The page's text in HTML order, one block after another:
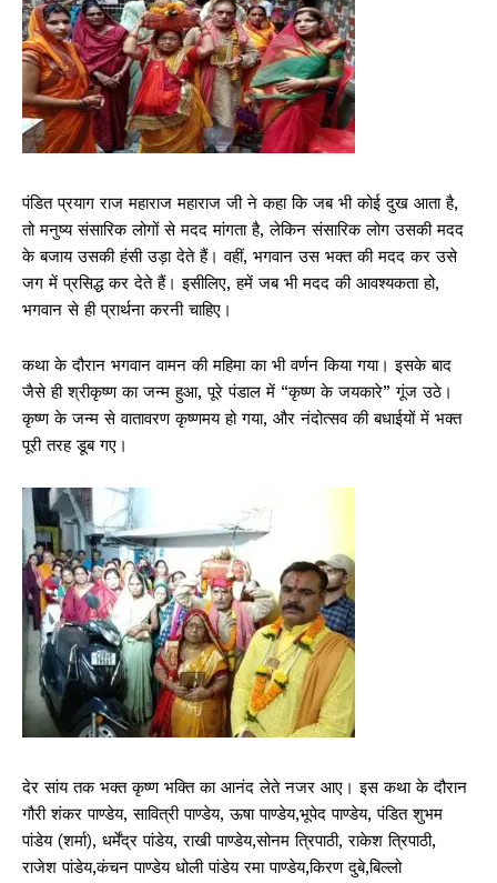
पंडित प्रयाग राज महाराज महाराज जी ने कहा कि जब भी कोई दुख आता है,
तो मनुष्य संसारिक लोगों से मदद मांगता है, लेकिन संसारिक लोग उसकी मदद
के बजाय उसकी हंसी उड़ा देते हैं। वहीं, भगवान उस भक्त की मदद कर उसे
जग में प्रसिद्ध कर देते हैं। इसीलिए, हमें जब भी मदद की आवश्यकता हो,
भगवान से ही प्रार्थना करनी चाहिए।
कथा के दौरान भगवान वामन की महिमा का भी वर्णन किया गया। इसके बाद
जैसे ही श्रीकृष्ण का जन्म हुआ, पूरे पंडाल में “कृष्ण के जयकारे” गूंज उठे।
कृष्ण के जन्म से वातावरण कृष्णमय हो गया, और नंदोत्सव की बधाईयों में भक्त
पूरी तरह डूब गए।
देर सांय तक भक्त कृष्ण भक्ति का आनंद लेते नजर आए। इस कथा के दौरान
गौरी शंकर पाण्डेय, सावित्री पाण्डेय, ऊषा पाण्डेय,भूपेद पाण्डेय, पंडित शुभम
पांडेय (शर्मा), धर्मेंद्र पांडेय, राखी पाण्डेय,सोनम त्रिपाठी, राकेश त्रिपाठी,
राजेश पांडेय,कंचन पाण्डेय धोली पांडेय रमा पाण्डेय,किरण दुबे,बिल्लो